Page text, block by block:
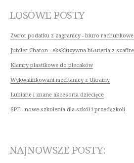
LOSOWE POSTY
Zwrot podatku z zagranicy - biuro rachunkowe.
Jubiler Chaton - ekskluzywna biżuteria z
Klamry plastikowe do plecaków
Wykwalifikowani mechanicy z Ukrainy
Lubiane i znane akcesoria dziecięce
SPE - nowe szkolenia dla szkół i przedszkoli
NAJNOWSZE POSTY: